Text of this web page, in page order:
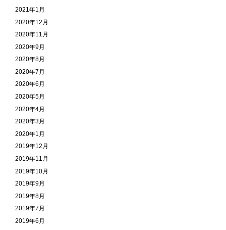
2021年1月
2020年12月
2020年11月
2020年9月
2020年8月
2020年7月
2020年6月
2020年5月
2020年4月
2020年3月
2020年1月
2019年12月
2019年11月
2019年10月
2019年9月
2019年8月
2019年7月
2019年6月